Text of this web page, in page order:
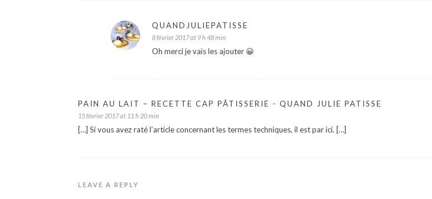
QUANDJULIEPATISSE
8 février 2017 at 9 h 48 min
Oh merci je vais les ajouter 😀
PAIN AU LAIT – RECETTE CAP PÂTISSERIE - QUAND JULIE PATISSE
15 février 2017 at 11 h 20 min
[…] Si vous avez raté l’article concernant les termes techniques, il est par ici. […]
LEAVE A REPLY